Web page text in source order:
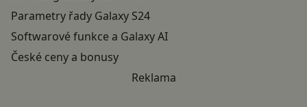
Parametry řady Galaxy S24
Softwarové funkce a Galaxy AI
České ceny a bonusy
Reklama